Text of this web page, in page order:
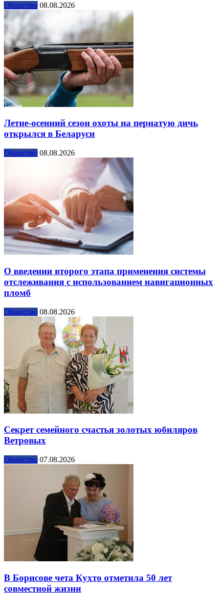
Общество 08.08.2026
Летне-осенний сезон охоты на пернатую дичь
открылся в Беларуси
Общество 08.08.2026
О введении второго этапа применения системы
отслеживания с использованием навигационных
пломб
Общество 08.08.2026
Секрет семейного счастья золотых юбиляров
Ветровых
Общество 07.08.2026
В Борисове чета Кухто отметила 50 лет
совместной жизни